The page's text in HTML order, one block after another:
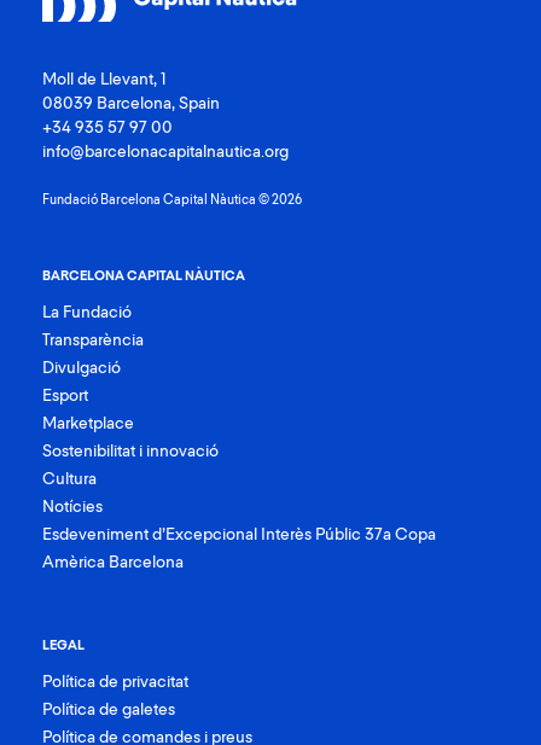
Moll de Llevant, 1
08039 Barcelona, Spain
+34 935 57 97 00
info@barcelonacapitalnautica.org
Fundació Barcelona Capital Nàutica © 2026
BARCELONA CAPITAL NÀUTICA
La Fundació
Transparència
Divulgació
Esport
Marketplace
Sostenibilitat i innovació
Cultura
Notícies
Esdeveniment d’Excepcional Interès Públic 37a Copa
Amèrica Barcelona
LEGAL
Política de privacitat
Política de galetes
Política de comandes i preus